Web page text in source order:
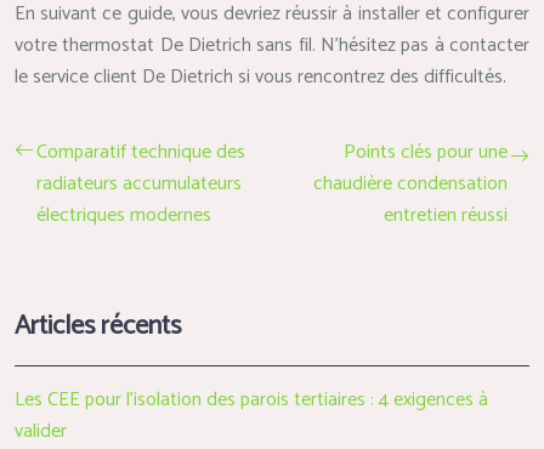
En suivant ce guide, vous devriez réussir à installer et configurer
votre thermostat De Dietrich sans fil. N’hésitez pas à contacter
le service client De Dietrich si vous rencontrez des difficultés.
Comparatif technique des
radiateurs accumulateurs
électriques modernes
Points clés pour une
chaudière condensation
entretien réussi
Articles récents
Les CEE pour l’isolation des parois tertiaires : 4 exigences à
valider